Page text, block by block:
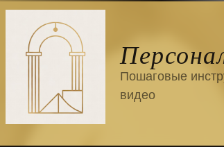
Пошаговые
видео